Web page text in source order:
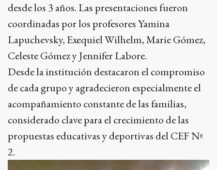
desde los 3 años. Las presentaciones fueron
coordinadas por los profesores Yamina
Lapuchevsky, Exequiel Wilhelm, Marie Gómez,
Celeste Gómez y Jennifer Labore.
Desde la institución destacaron el compromiso
de cada grupo y agradecieron especialmente el
acompañamiento constante de las familias,
considerado clave para el crecimiento de las
propuestas educativas y deportivas del CEF Nº
2.